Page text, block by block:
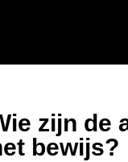
zijn de
bewijs?